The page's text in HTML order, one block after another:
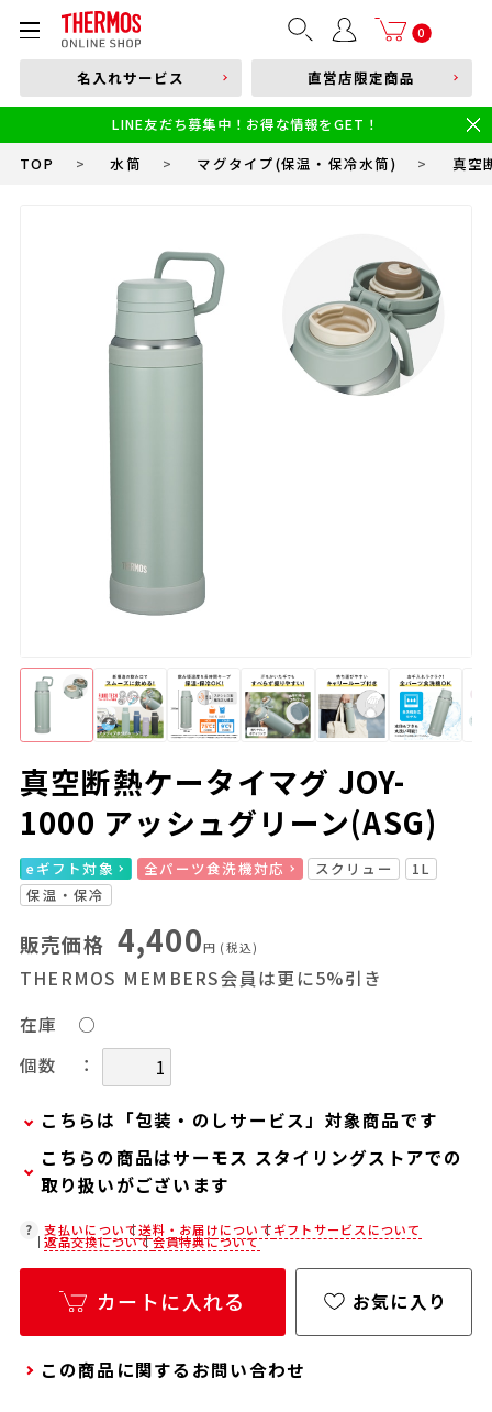
0
部品購入はこちら
本体品番やキーワードを入力
食洗機対応 新製品
幼児・園児向け水筒
小学生 低・中学年向け水筒
小学生 中・高学年向け水筒
名入れサービス 直営店限定商品
LINE友だち募集中！お得な情報をGET！
TOP > 水筒 > マグタイプ(保温・保冷水筒) > 真空
真空断熱ケータイマグ JOY-
1000 アッシュグリーン(ASG)
eギフト対象 全パーツ食洗機対応 スクリュー
1L
保温・保冷
販売価格 4,400円 (税込)
THERMOS MEMBERS会員は更に5%引き
在庫
○
個数
：
こちらは「包装・のしサービス」対象商品です
弊社での包装・のしを希望される場合は、商品を
カートに入れた後に「会員限定のし・ラッピング
(330円/個)設定へ」ボタンからお手続きくださ
い。
「包装・のしサービス」には、手提げ袋やギフト
バッグは含まれておりません。手提げ袋やギフト
バッグを希望される場合は、以下よりご購入をお
願いいたします。
こちらの商品はサーモス スタイリングストアでの
取り扱いがございます
在庫状況につきましては、各店舗までお電話にて
ご確認ください。
店舗紹介ページ
支払いについて送料・お届けについてギフトサービスについて
返品交換について会員特典について
カートに入れる お気に入り
この商品に関するお問い合わせ